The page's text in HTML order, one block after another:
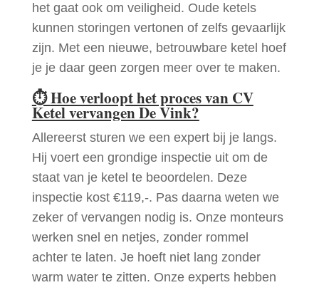
het gaat ook om veiligheid. Oude ketels
kunnen storingen vertonen of zelfs gevaarlijk
zijn. Met een nieuwe, betrouwbare ketel hoef
je je daar geen zorgen meer over te maken.
⏱Hoe verloopt het proces van CV
Ketel vervangen De Vink?
Allereerst sturen we een expert bij je langs.
Hij voert een grondige inspectie uit om de
staat van je ketel te beoordelen. Deze
inspectie kost €119,-. Pas daarna weten we
zeker of vervangen nodig is. Onze monteurs
werken snel en netjes, zonder rommel
achter te laten. Je hoeft niet lang zonder
warm water te zitten. Onze experts hebben